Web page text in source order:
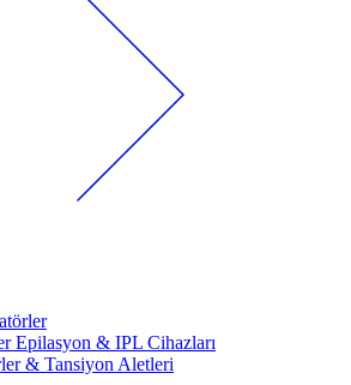
Epilasyon & IPL Cihazları
& Tansiyon Aletleri